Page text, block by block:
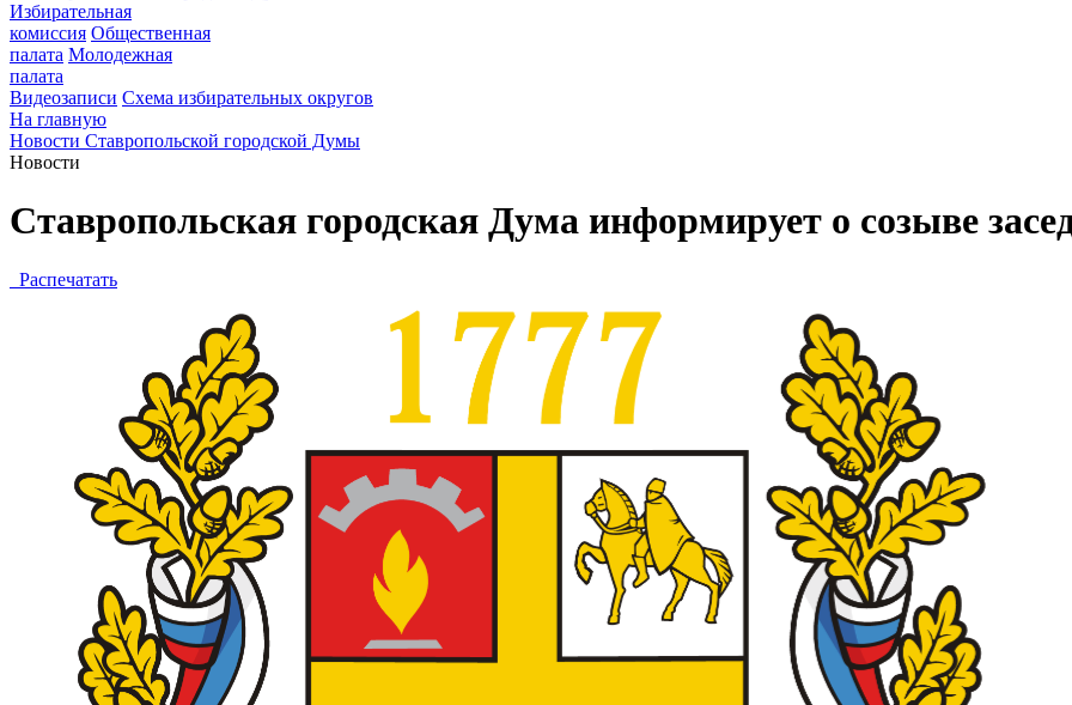
Избирательная
комиссия Общественная
палата Молодежная
палата
Видеозаписи Схема избирательных округов
На главную
Новости Ставропольской городской Думы
Новости
Ставропольская городская Дума информирует о созыве
Распечатать